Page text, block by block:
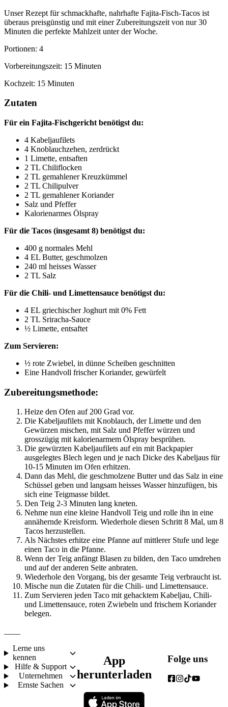
Unser Rezept für schmackhafte, nahrhafte Fajita-Fisch-Tacos ist
überaus preisgünstig und mit einer Zubereitungszeit von nur 30
Minuten die perfekte Mahlzeit unter der Woche.
Portionen: 4
Vorbereitungszeit: 15 Minuten
Kochzeit: 15 Minuten
Zutaten
Für ein Fajita-Fischgericht benötigst du:
4 Kabeljaufilets
4 Knoblauchzehen, zerdrückt
1 Limette, entsaften
2 TL Chiliflocken
2 TL gemahlener Kreuzkümmel
2 TL Chilipulver
2 TL gemahlener Koriander
Salz und Pfeffer
Kalorienarmes Ölspray
Für die Tacos (insgesamt 8) benötigst du:
400 g normales Mehl
4 EL Butter, geschmolzen
240 ml heisses Wasser
2 TL Salz
Für die Chili- und Limettensauce benötigst du:
4 EL griechischer Joghurt mit 0% Fett
2 TL Sriracha-Sauce
½ Limette, entsaftet
Zum Servieren:
½ rote Zwiebel, in dünne Scheiben geschnitten
Eine Handvoll frischer Koriander, gewürfelt
Zubereitungsmethode:
Heize den Ofen auf 200 Grad vor.
Die Kabeljaufilets mit Knoblauch, der Limette und den
Gewürzen mischen, mit Salz und Pfeffer würzen und
grosszügig mit kalorienarmem Ölspray besprühen.
Die gewürzten Kabeljaufilets auf ein mit Backpapier
ausgelegtes Blech legen und je nach Dicke des Kabeljaus für
10-15 Minuten im Ofen erhitzen.
Dann das Mehl, die geschmolzene Butter und das Salz in eine
Schüssel geben und langsam heisses Wasser hinzufügen, bis
sich eine Teigmasse bildet.
Den Teig 2-3 Minuten lang kneten.
Nehme nun eine kleine Handvoll Teig und rolle ihn in eine
annähernde Kreisform. Wiederhole diesen Schritt 8 Mal, um 8
Tacos herzustellen.
Als Nächstes erhitze eine Pfanne auf mittlerer Stufe und lege
einen Taco in die Pfanne.
Wenn der Teig anfängt Blasen zu bilden, den Taco umdrehen
und auf der anderen Seite anbraten.
Wiederhole den Vorgang, bis der gesamte Teig verbraucht ist.
Mische nun die Zutaten für die Chili- und Limettensauce.
Zum Servieren jeden Taco mit gehacktem Kabeljau, Chili-
und Limettensauce, roten Zwiebeln und frischem Koriander
belegen.
Lerne uns
kennen
Hilfe & Support
Unternehmen
Ernste Sachen
App
herunterladen
Folge uns